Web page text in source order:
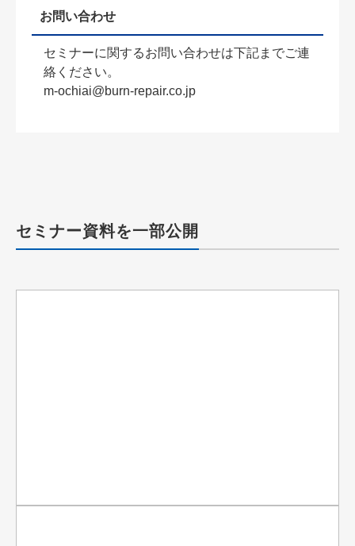
お問い合わせ
セミナーに関するお問い合わせは下記までご連
絡ください。
m-ochiai@burn-repair.co.jp
セミナー資料を一部公開